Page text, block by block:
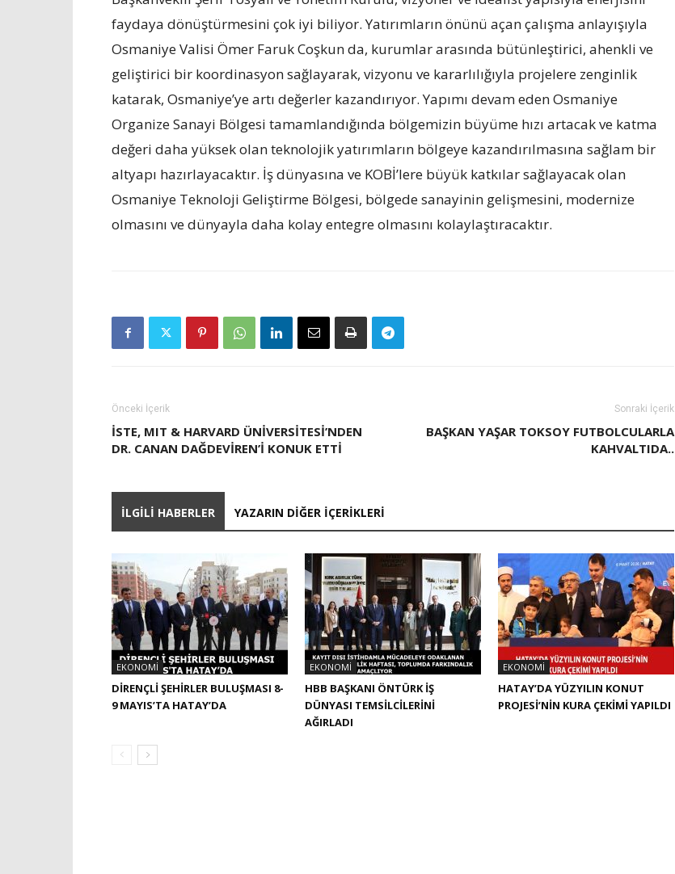
faydaya dönüştürmesini çok iyi biliyor. Yatırımların önünü açan çalışma anlayışıyla
Osmaniye Valisi Ömer Faruk Coşkun da, kurumlar arasında bütünleştirici, ahenkli ve
geliştirici bir koordinasyon sağlayarak, vizyonu ve kararlılığıyla projelere zenginlik
katarak, Osmaniye’ye artı değerler kazandırıyor. Yapımı devam eden Osmaniye
Organize Sanayi Bölgesi tamamlandığında bölgemizin büyüme hızı artacak ve katma
değeri daha yüksek olan teknolojik yatırımların bölgeye kazandırılmasına sağlam bir
altyapı hazırlayacaktır. İş dünyasına ve KOBİ’lere büyük katkılar sağlayacak olan
Osmaniye Teknoloji Geliştirme Bölgesi, bölgede sanayinin gelişmesini, modernize
olmasını ve dünyayla daha kolay entegre olmasını kolaylaştıracaktır.
Önceki İçerik
İSTE, MIT & HARVARD ÜNIVERSITESI’NDEN
DR. CANAN DAĞDEVIREN’I KONUK ETTI
Sonraki İçerik
BAŞKAN YAŞAR TOKSOY FUTBOLCULARLA
KAHVALTIDA..
İLGILI HABERLER YAZARIN DIĞER İÇERIKLERI
EKONOMI
DİRENÇLİ ŞEHİRLER BULUŞMASI 8-
9 MAYIS’TA HATAY’DA
EKONOMI
HBB BAŞKANI ÖNTÜRK İŞ
DÜNYASI TEMSİLCİLERİNİ
AĞIRLADI
EKONOMI
HATAY’DA YÜZYILIN KONUT
PROJESİ’NİN KURA ÇEKİMİ YAPILDI